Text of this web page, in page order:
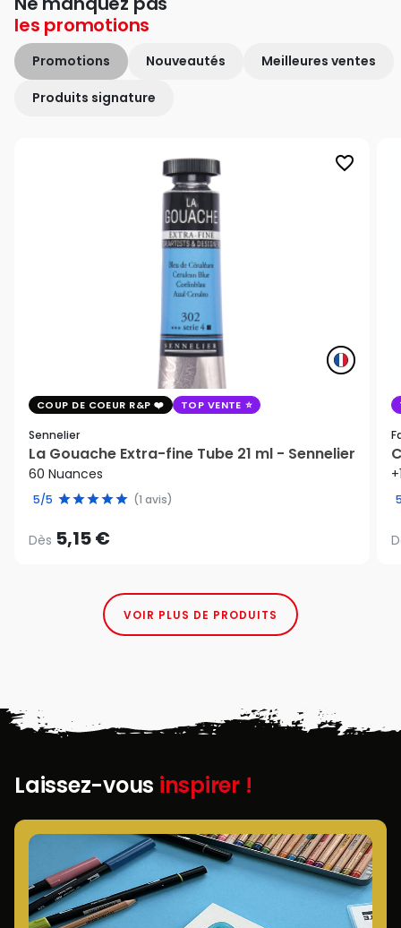
les promotions
Promotions Nouveautés Meilleures ventes
Produits signature
favorite_border
COUP DE COEUR R&P TOP VENTE
Sennelier
La Gouache Extra-fine Tube 21 ml - Sennelier
60 Nuances
5/5 (1 avis)
Dès 5,15 €
VOIR PLUS DE PRODUITS
Laissez-vous inspirer !